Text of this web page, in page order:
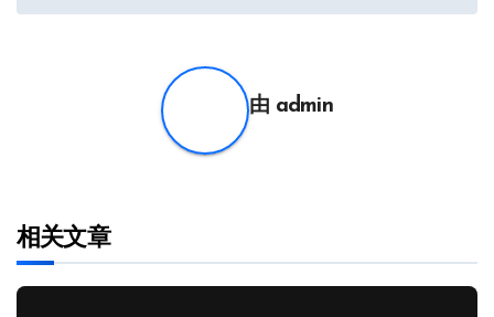
导
由 admin
相关文章